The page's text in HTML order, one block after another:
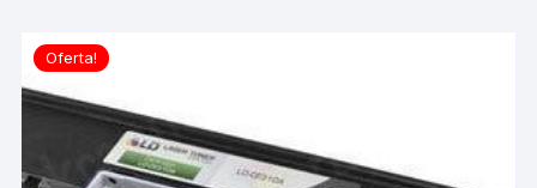
Oferta!